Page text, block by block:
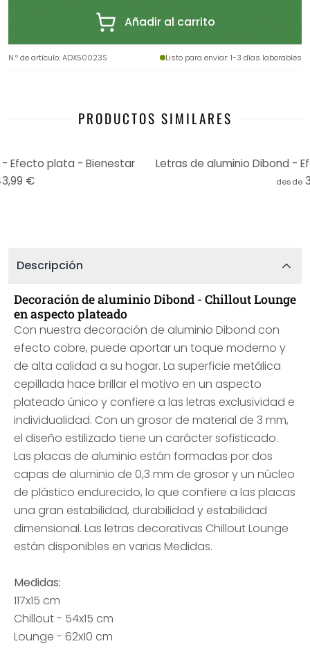
Añadir al carrito
N.º de artículo:ADX50023S Listo para enviar: 1-3 días laborables
PRODUCTOS SIMILARES
Efecto plata - Bienestar
€
Letras de aluminio Dibond -
desde
Descripción
Decoración de aluminio Dibond - Chillout Lounge
en aspecto plateado
Con nuestra decoración de aluminio Dibond con
efecto cobre, puede aportar un toque moderno y
de alta calidad a su hogar. La superficie metálica
cepillada hace brillar el motivo en un aspecto
plateado único y confiere a las letras exclusividad e
individualidad. Con un grosor de material de 3 mm,
el diseño estilizado tiene un carácter sofisticado.
Las placas de aluminio están formadas por dos
capas de aluminio de 0,3 mm de grosor y un núcleo
de plástico endurecido, lo que confiere a las placas
una gran estabilidad, durabilidad y estabilidad
dimensional. Las letras decorativas Chillout Lounge
están disponibles en varias Medidas.
Medidas:
117x15 cm
Chillout - 54x15 cm
Lounge - 62x10 cm